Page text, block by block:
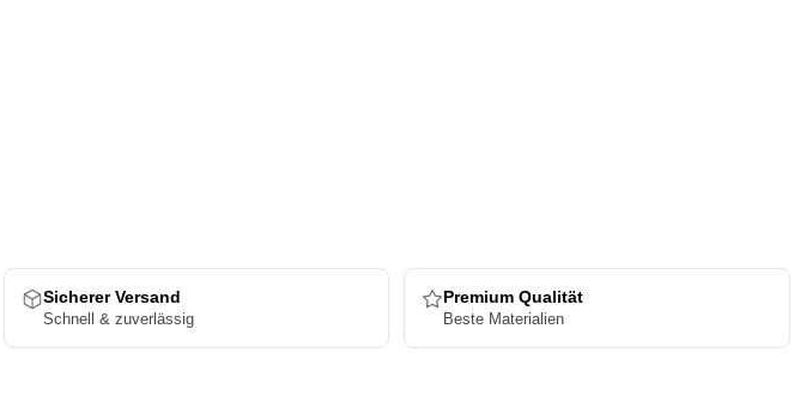
Sicherer Versand
Schnell & zuverlässig
Premium Qualität
Beste Materialien